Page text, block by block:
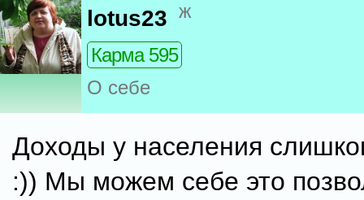
lotus23 ж
Карма 595
О себе
Доходы у населения
:)) Мы можем себе это